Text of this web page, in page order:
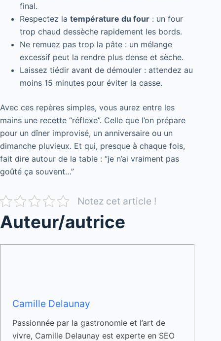
final.
Respectez la température du four : un four
trop chaud dessèche rapidement les bords.
Ne remuez pas trop la pâte : un mélange
excessif peut la rendre plus dense et sèche.
Laissez tiédir avant de démouler : attendez au
moins 15 minutes pour éviter la casse.
Avec ces repères simples, vous aurez entre les
mains une recette “réflexe”. Celle que l’on prépare
pour un dîner improvisé, un anniversaire ou un
dimanche pluvieux. Et qui, presque à chaque fois,
fait dire autour de la table : “je n’ai vraiment pas
goûté ça souvent…”
Notez cet article !
Auteur/autrice
Camille Delaunay
Passionnée par la gastronomie et l’art de
vivre, Camille Delaunay est experte en SEO